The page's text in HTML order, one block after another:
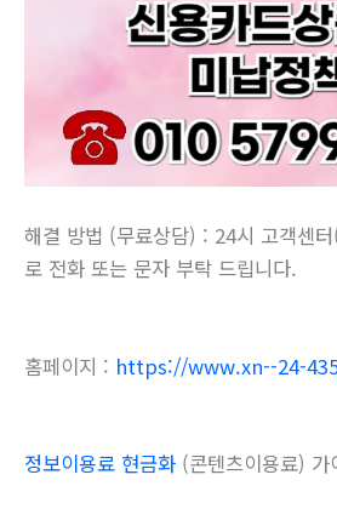
해결 방법 (무료상담) : 24시 고객센
로 전화 또는 문자 부탁 드립니다.
홈페이지 : https://www.xn--24-
정보이용료 현금화 (콘텐츠이용료) 가